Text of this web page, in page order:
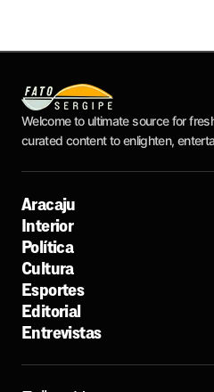
Welcome to ultimate source for
curated content to enlighten,
Aracaju
Interior
Política
Cultura
Esportes
Editorial
Entrevistas